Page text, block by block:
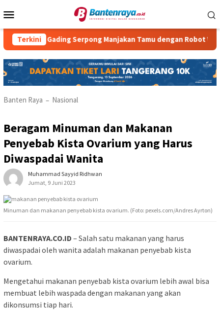
ke
Mobile
Terkini
Gading Serpong Manjakan Tamu dengan Robot Waiter
Banten Raya – Nasional
Beragam Minuman dan Makanan
Penyebab Kista Ovarium yang Harus
Diwaspadai Wanita
Muhammad Sayyid Ridhwan
Jumat, 9 Juni 2023
Minuman dan makanan penyebab kista ovarium. (Foto: pexels.com/Andres Ayrton)
BANTENRAYA.CO.ID – Salah satu makanan yang harus
diwaspadai oleh wanita adalah makanan penyebab kista
ovarium.
Mengetahui makanan penyebab kista ovarium lebih awal bisa
membuat lebih waspada dengan makanan yang akan
dikonsumsi tiap hari.